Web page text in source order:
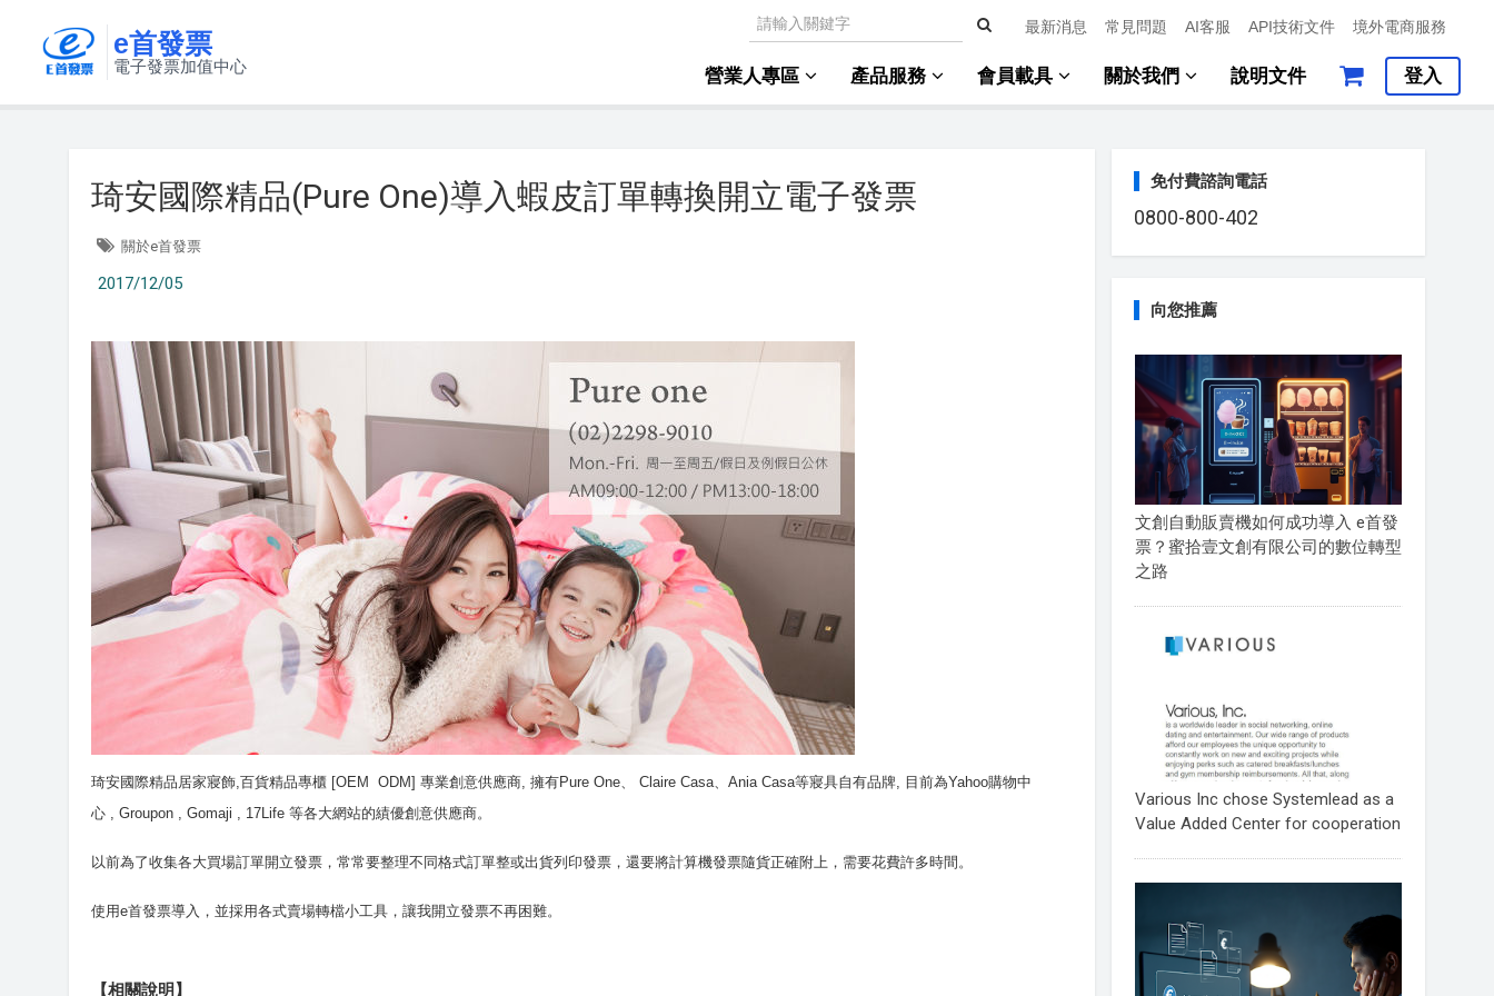
e首發票
電子發票加值中心
最新消息 常見問題 AI客服 API技術文件 境外電商服務
營業人專區 產品服務 會員載具 關於我們 說明文件 登入
琦安國際精品(Pure One)導入蝦皮訂單轉換開立電子發票
關於e首發票
2017/12/05
琦安國際精品居家寢飾,百貨精品專櫃 [OEM ODM] 專業創意供應商, 擁有Pure One、 Claire Casa、Ania Casa等寢具自有品牌, 目前為Yahoo購物中
心 , Groupon , Gomaji , 17Life 等各大網站的績優創意供應商。
以前為了收集各大買場訂單開立發票，常常要整理不同格式訂單整或出貨列印發票，還要將計算機發票隨貨正確附上，需要花費許多時間。
使用e首發票導入，並採用各式賣場轉檔小工具，讓我開立發票不再困難。
【相關說明】
免付費諮詢電話
0800-800-402
向您推薦
文創自動販賣機如何成功導入 e首發
票？蜜拾壹文創有限公司的數位轉型
之路
Various Inc chose Systemlead as a
Value Added Center for cooperation